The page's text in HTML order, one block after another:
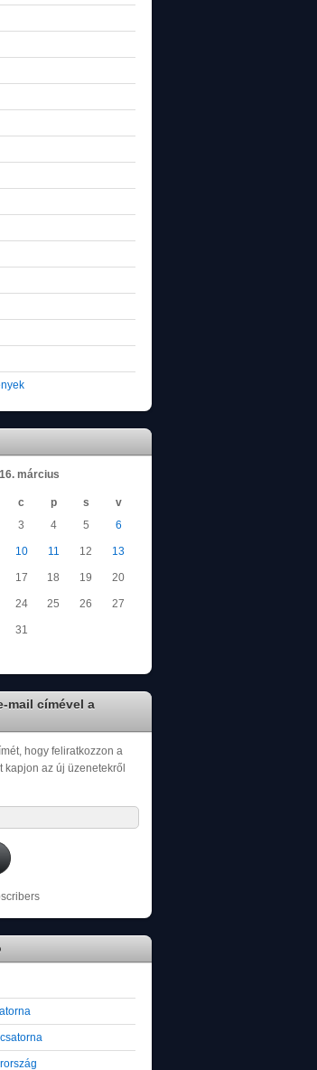
március
c p s
v
3 4 5 6
10 11 12 13
17 18 19 20
24 25 26 27
31
mail címével a
hogy feliratkozzon a
kapjon az új üzenetekről